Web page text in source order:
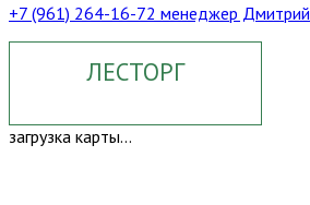
+7 (961) 264-16-72 менеджер Дмитрий
ЛЕСТОРГ
загрузка карты...